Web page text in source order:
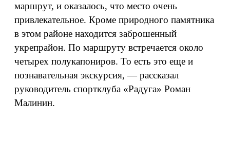
маршрут, и оказалось, что место очень
привлекательное. Кроме природного памятника
в этом районе находится заброшенный
укрепрайон. По маршруту встречается около
четырех полукапониров. То есть это еще и
познавательная экскурсия, — рассказал
руководитель спортклуба «Радуга» Роман
Малинин.